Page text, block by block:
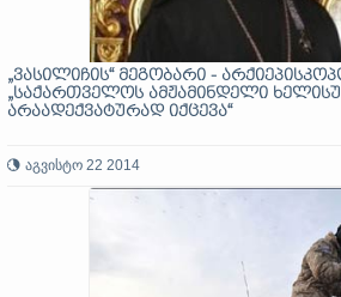
„ვასილიჩის“ მეგობარი -
„საქართველოს ამჟამინდელი
არაადექვატურად იქცევა“
აგვისტო 22 2014